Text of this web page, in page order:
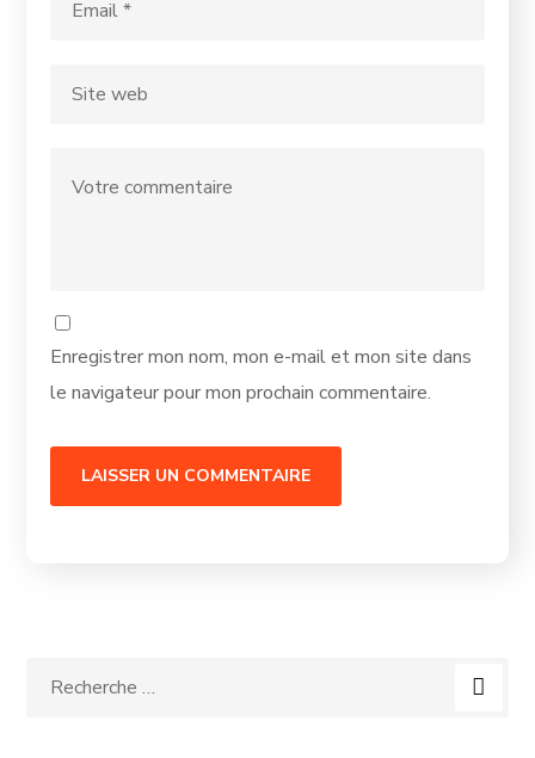
Enregistrer mon nom, mon e-mail et mon site dans
le navigateur pour mon prochain commentaire.